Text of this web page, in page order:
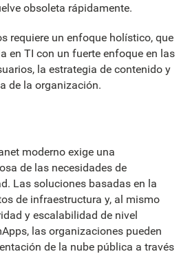
obsoleta rápidamente.
requiere un enfoque holístico, que
en TI con un fuerte enfoque en las
la estrategia de contenido y
de la organización.
moderno exige una
de las necesidades de
Las soluciones basadas en la
de infraestructura y, al mismo
y escalabilidad de nivel
las organizaciones pueden
de la nube pública a través